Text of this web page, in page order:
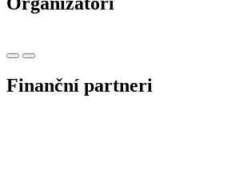
Finanční partneri